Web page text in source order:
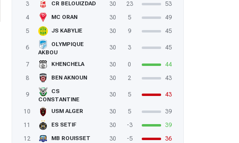
3
CR BELOUIZDAD 30 23
53
4
MC ORAN 30 5
49
5
JS KABYLIE 30 9 45
6
OLYMPIQUE
AKBOU
30 3 45
7 KHENCHELA 30 0
44
8
BEN AKNOUN 30 2 43
9
CS
CONSTANTINE
30 5 43
10 USM ALGER 30 5
39
11
ES SETIF 30 -3
39
12
MB ROUISSET 30 -5
36